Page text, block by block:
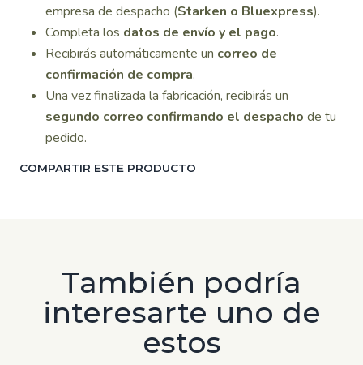
empresa de despacho (Starken o Bluexpress).
Completa los datos de envío y el pago.
Recibirás automáticamente un correo de
confirmación de compra.
Una vez finalizada la fabricación, recibirás un
segundo correo confirmando el despacho de tu
pedido.
COMPARTIR ESTE PRODUCTO
También podría
interesarte uno de
estos